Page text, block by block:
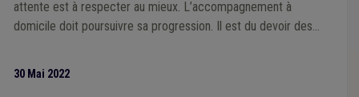
attente est à respecter au mieux. L’accompagnement à
domicile doit poursuivre sa progression. Il est du devoir des
30 Mai 2022